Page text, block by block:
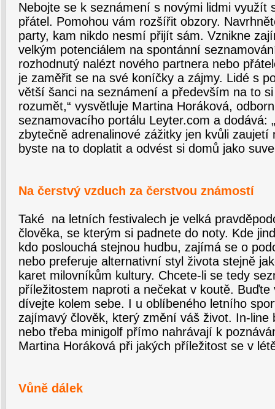
Nebojte se k seznámení s novými lidmi využít
přátel. Pomohou vám rozšířit obzory.
party, kam nikdo nesmí přijít sám. Vznikne
velkým potenciálem na spontánní
rozhodnutý nalézt nového partnera nebo
je zaměřit se na své koníčky a zájmy. Lidé s
větší šanci na seznámení a především na to
rozumět,“ vysvětluje Martina Horáková,
seznamovacího portálu Leyter.com a dodává:
zbytečně adrenalinové zážitky jen kvůli zaujetí
byste na to doplatit a odvést si domů jako
Na čerstvý vzduch za čerstvou známostí
Také na letních festivalech je velká
člověka, se kterým si padnete do noty. Kde
kdo poslouchá stejnou hudbu, zajímá se o
nebo preferuje alternativní styl života stejně
karet milovníkům kultury. Chcete-li se tedy
příležitostem naproti a nečekat v koutě.
dívejte kolem sebe. I u oblíbeného letního
zajímavý člověk, který změní váš život. In-line
nebo třeba minigolf přímo nahrávají k
Martina Horáková při jakých příležitost se v
Vůně dálek